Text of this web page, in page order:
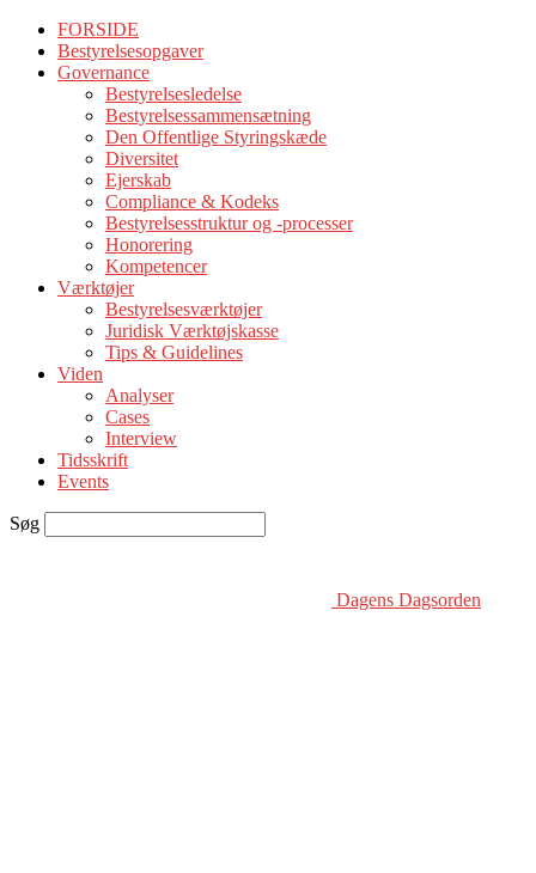
FORSIDE
Bestyrelsesopgaver
Governance
Bestyrelsesledelse
Bestyrelsessammensætning
Den Offentlige Styringskæde
Diversitet
Ejerskab
Compliance & Kodeks
Bestyrelsesstruktur og -processer
Honorering
Kompetencer
Værktøjer
Bestyrelsesværktøjer
Juridisk Værktøjskasse
Tips & Guidelines
Viden
Analyser
Cases
Interview
Tidsskrift
Events
Søg
Dagens Dagsorden